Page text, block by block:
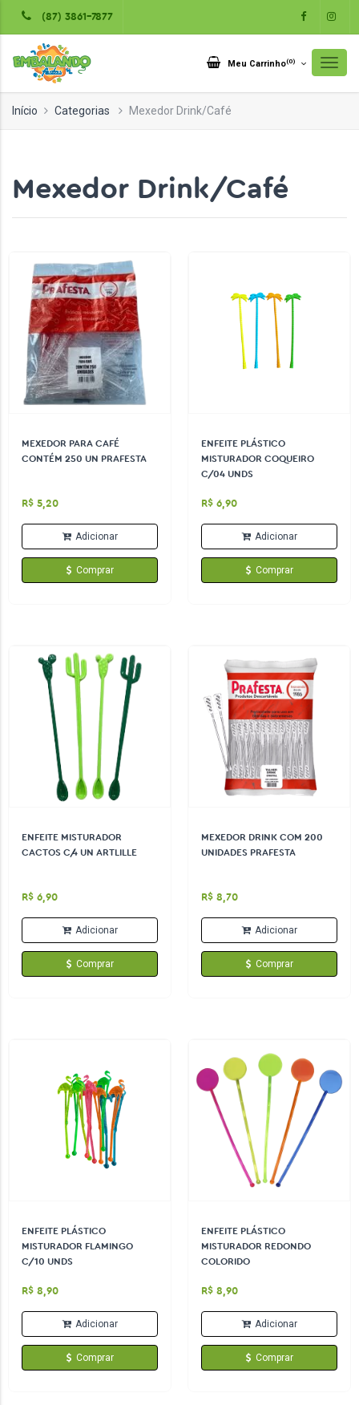
(87) 3861-7877
Meu Carrinho(0)
Início Categorias Mexedor Drink/Café
Mexedor Drink/Café
MEXEDOR PARA CAFÉ
CONTÉM 250 UN PRAFESTA
R$ 5,20
Adicionar
Comprar
ENFEITE PLÁSTICO
MISTURADOR COQUEIRO
C/04 UNDS
R$ 6,90
Adicionar
Comprar
ENFEITE MISTURADOR
CACTOS C/4 UN ARTLILLE
R$ 6,90
Adicionar
Comprar
MEXEDOR DRINK COM 200
UNIDADES PRAFESTA
R$ 8,70
Adicionar
Comprar
ENFEITE PLÁSTICO
MISTURADOR FLAMINGO
C/10 UNDS
R$ 8,90
Adicionar
Comprar
ENFEITE PLÁSTICO
MISTURADOR REDONDO
COLORIDO
R$ 8,90
Adicionar
Comprar